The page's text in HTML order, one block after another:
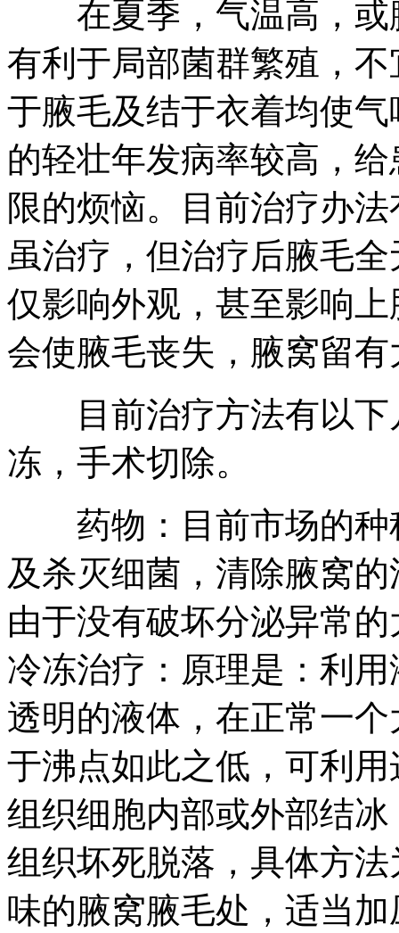
在夏季，气温高，或
有利于局部菌群繁殖，
于腋毛及结于衣着均使
的轻壮年发病率较高，
限的烦恼。目前治疗办
虽治疗，但治疗后腋毛
仅影响外观，甚至影响
会使腋毛丧失，腋窝留
目前治疗方法有以下
冻，手术切除。
药物：目前市场的种
及杀灭细菌，清除腋窝
由于没有破坏分泌异常
冷冻治疗：原理是：利
透明的液体，在正常一
于沸点如此之低，可利
组织细胞内部或外部结
组织坏死脱落，具体方
味的腋窝腋毛处，适当